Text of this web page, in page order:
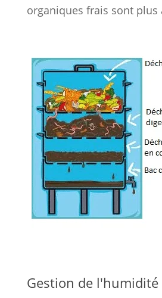
organiques frais sont plus
Gestion de l'humidité